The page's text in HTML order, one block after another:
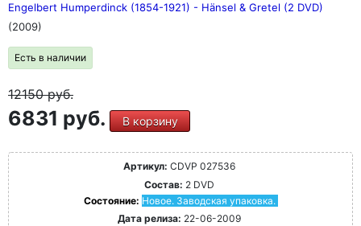
Engelbert Humperdinck (1854-1921) - Hänsel & Gretel (2 DVD)
(2009)
Есть в наличии
12150руб.
6831 руб. В корзину
Артикул: CDVP 027536
Состав: 2 DVD
Состояние: Новое. Заводская упаковка.
Дата релиза: 22-06-2009